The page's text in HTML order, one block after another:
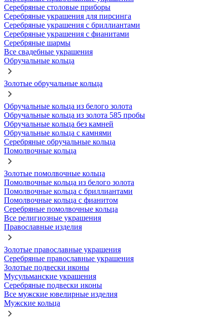
Серебряные столовые приборы
Серебряные украшения для пирсинга
Серебряные украшения с бриллиантами
Серебряные украшения с фианитами
Серебряные шармы
Все свадебные украшения
Обручальные кольца
Золотые обручальные кольца
Обручальные кольца из белого золота
Обручальные кольца из золота 585 пробы
Обручальные кольца без камней
Обручальные кольца с камнями
Серебряные обручальные кольца
Помолвочные кольца
Золотые помолвочные кольца
Помолвочные кольца из белого золота
Помолвочные кольца с бриллиантами
Помолвочные кольца с фианитом
Серебряные помолвочные кольца
Все религиозные украшения
Православные изделия
Золотые православные украшения
Серебряные православные украшения
Золотые подвески иконы
Мусульманские украшения
Серебряные подвески иконы
Все мужские ювелирные изделия
Мужские кольца